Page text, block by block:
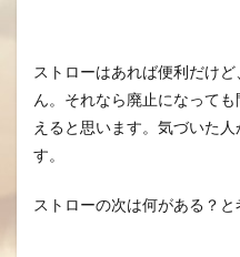
ストローはあれば便利だけ
ん。それなら廃止になって
えると思います。気づいた
す。
ストローの次は何がある？と